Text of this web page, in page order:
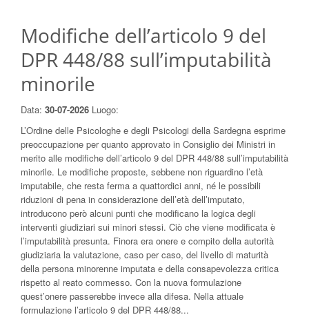
Modifiche dell’articolo 9 del
DPR 448/88 sull’imputabilità
minorile
Data: 30-07-2026 Luogo:
L’Ordine delle Psicologhe e degli Psicologi della Sardegna esprime
preoccupazione per quanto approvato in Consiglio dei Ministri in
merito alle modifiche dell’articolo 9 del DPR 448/88 sull’imputabilità
minorile. Le modifiche proposte, sebbene non riguardino l’età
imputabile, che resta ferma a quattordici anni, né le possibili
riduzioni di pena in considerazione dell’età dell’imputato,
introducono però alcuni punti che modificano la logica degli
interventi giudiziari sui minori stessi. Ciò che viene modificata è
l’imputabilità presunta. Finora era onere e compito della autorità
giudiziaria la valutazione, caso per caso, del livello di maturità
della persona minorenne imputata e della consapevolezza critica
rispetto al reato commesso. Con la nuova formulazione
quest’onere passerebbe invece alla difesa. Nella attuale
formulazione l’articolo 9 del DPR 448/88...